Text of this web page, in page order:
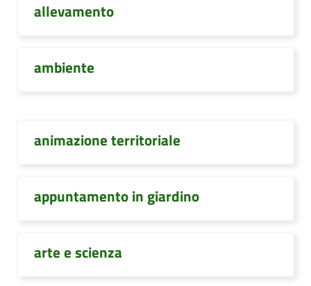
allevamento
ambiente
animazione territoriale
appuntamento in giardino
arte e scienza